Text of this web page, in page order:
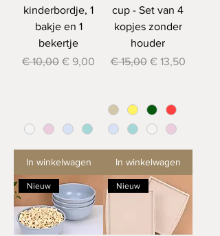
kinderbordje, 1
bakje en 1
bekertje
Normale prijs
€ 10,00 Verkoopprijs
€ 9,00
In winkelwagen
cup - Set van 4
kopjes zonder
houder
Normale prijs
€ 15,00 Verkoopprijs
€ 13,50
In winkelwagen
Nieuw Nieuw